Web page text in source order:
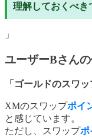
理解しておくべき
」
ユーザーBさん
「ゴールドのスワ
XMのスワップポイ
と感じています。
ただし、スワップポ